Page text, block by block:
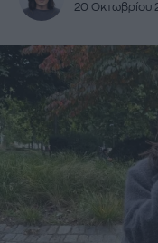
20 Οκτωβρίου